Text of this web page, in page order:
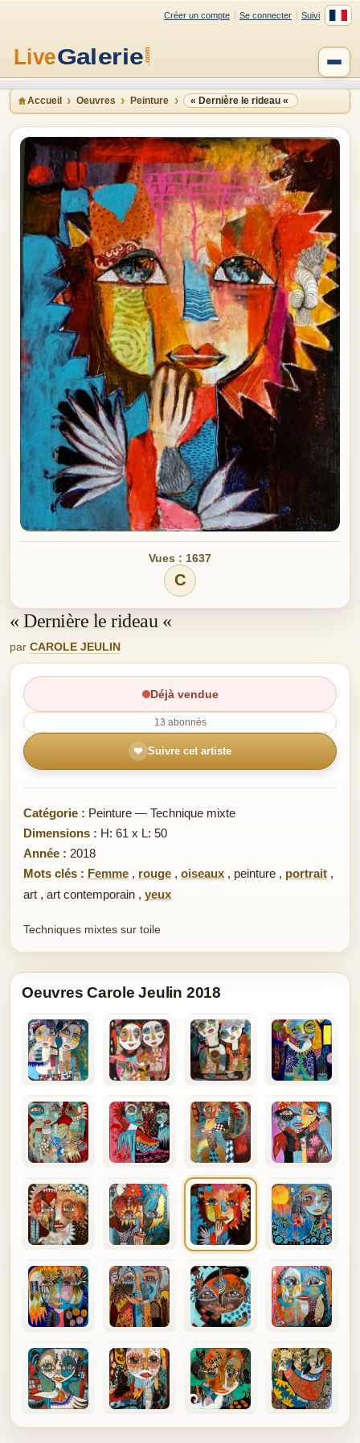
Créer un compte Se connecter Suivi
Accueil Oeuvres Peinture « Dernière le rideau «
Vues : 1637
C
« Dernière le rideau «
par CAROLE JEULIN
Déjà vendue
13 abonnés
❤ Suivre cet artiste
Catégorie : Peinture — Technique mixte
Dimensions : H: 61 x L: 50
Année : 2018
Mots clés : Femme , rouge , oiseaux , peinture , portrait ,
art , art contemporain , yeux
Techniques mixtes sur toile
Oeuvres Carole Jeulin 2018